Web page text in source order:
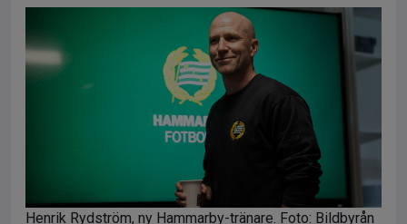
Henrik Rydström, ny Hammarby-tränare. Foto: Bildbyrån